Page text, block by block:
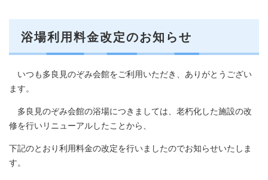
浴場利用料金改定のお知らせ
いつも多良見のぞみ会館をご利用いただき、ありがとうござい
ます。
多良見のぞみ会館の浴場につきましては、老朽化した施設の改
修を行いリニューアルしたことから、
下記のとおり利用料金の改定を行いましたのでお知らせいたしま
す。